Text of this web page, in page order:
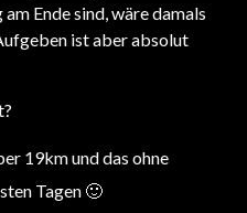
Ende sind, wäre damals
ist aber absolut
19km und das ohne
Tagen 🙂